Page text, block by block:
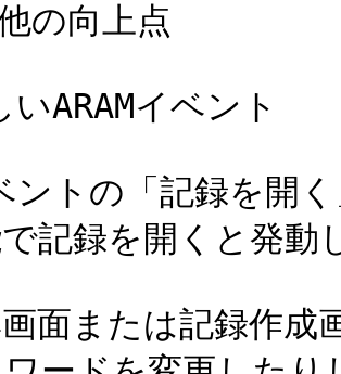
の向上点
ARAMイベント
ントの「記録を開
記録を開くと発動
面または記録作成